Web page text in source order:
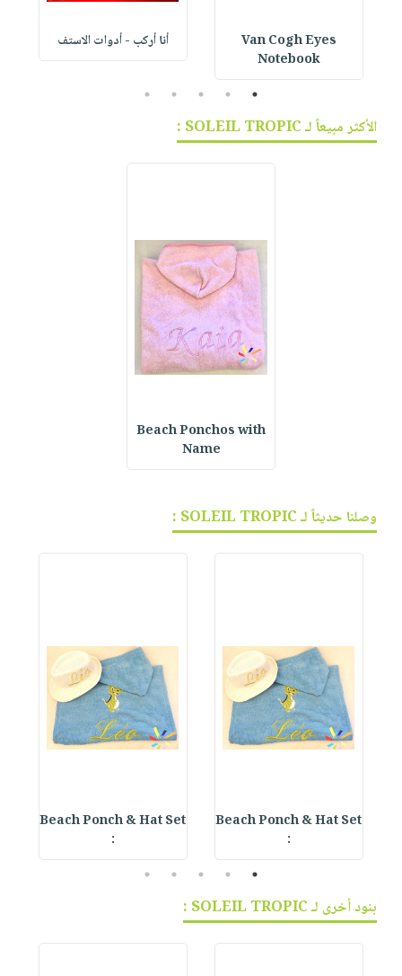
Van Cogh Eyes
Notebook
أنا أركب - أدوات الاستف
1
2
3
4
5
الأكثر مبيعاً لـ SOLEIL TROPIC :
Beach Ponchos with
Name
وصلنا حديثاً لـ SOLEIL TROPIC :
Beach Ponch & Hat Set
:
Beach Ponch & Hat Set
:
1
2
3
4
5
بنود أخرى لـ SOLEIL TROPIC :